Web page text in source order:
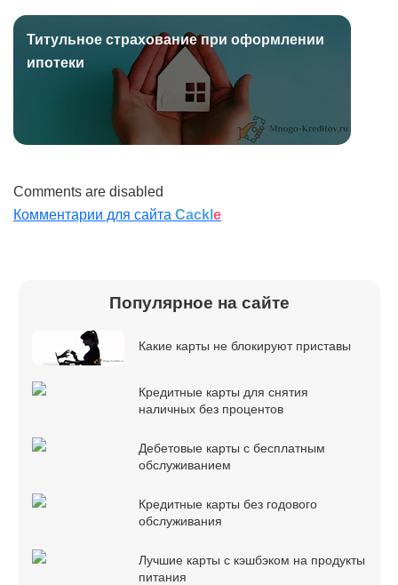
Титульное страхование при оформлении
ипотеки
Comments are disabled
Комментарии для сайта Cackl e
Популярное на сайте
Какие карты не блокируют приставы
Кредитные карты для снятия
наличных без процентов
Дебетовые карты с бесплатным
обслуживанием
Кредитные карты без годового
обслуживания
Лучшие карты с кэшбэком на продукты
питания